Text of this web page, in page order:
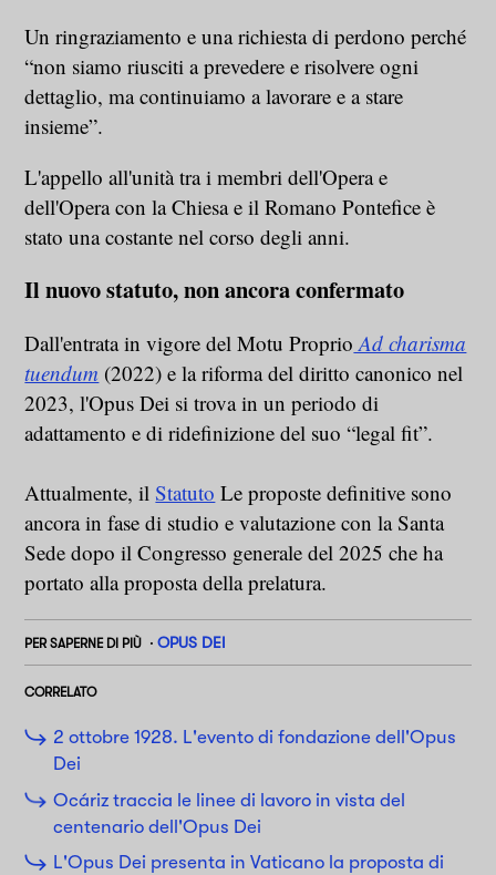
Un ringraziamento e una richiesta di perdono perché
“non siamo riusciti a prevedere e risolvere ogni
dettaglio, ma continuiamo a lavorare e a stare
insieme”.
L'appello all'unità tra i membri dell'Opera e
dell'Opera con la Chiesa e il Romano Pontefice è
stato una costante nel corso degli anni.
Il nuovo statuto, non ancora confermato
Dall'entrata in vigore del Motu Proprio Ad charisma
tuendum (2022) e la riforma del diritto canonico nel
2023, l'Opus Dei si trova in un periodo di
adattamento e di ridefinizione del suo “legal fit”.
Attualmente, ilStatuto Le proposte definitive sono
ancora in fase di studio e valutazione con la Santa
Sede dopo il Congresso generale del 2025 che ha
portato alla proposta della prelatura.
PER SAPERNE DI PIÙ OPUS DEI
CORRELATO
2 ottobre 1928. L'evento di fondazione dell'Opus
Dei
Ocáriz traccia le linee di lavoro in vista del
centenario dell'Opus Dei
L'Opus Dei presenta in Vaticano la proposta di